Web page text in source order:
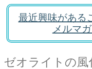
最近興味がある
メルマ
ゼオライトの